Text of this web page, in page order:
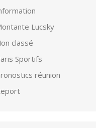
Lucsky
classé
Sportifs
réunion